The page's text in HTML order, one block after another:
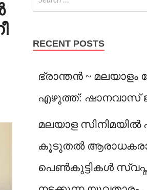
RECENT POSTS
ഭ്രാന്തൻ ~
എഴുത്ത്: ഷാനവാസ്
മലയാള സിനിമയിൽ
കൂടുതൽ
പെൺകുട്ടികൾ